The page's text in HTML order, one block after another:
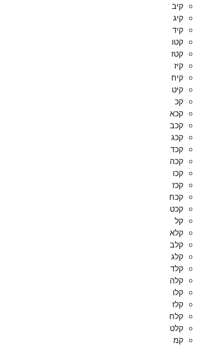
קיב
קיג
קיד
קטו
קטז
קיז
קיח
קיט
קכ
קכא
קכב
קכג
קכד
קכה
קכו
קכז
קכח
קכט
קל
קלא
קלב
קלג
קלד
קלה
קלו
קלז
קלח
קלט
קמ